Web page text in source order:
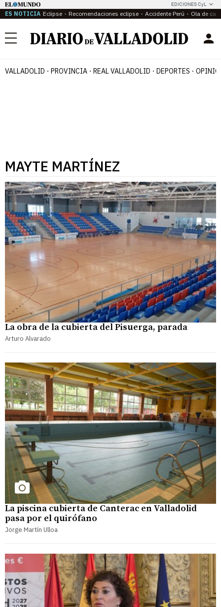
EDICIONES CyL
ES NOTICIA Eclipse Recomendaciones eclipse Accidente Perú Ola de
Menú
VALLADOLID PROVINCIA REAL VALLADOLID DEPORTES
MAYTE MARTÍNEZ
La obra de la cubierta del Pisuerga, parada
Arturo Alvarado
La piscina cubierta de Canterac en Valladolid
pasa por el quirófano
Jorge Martín Ulloa